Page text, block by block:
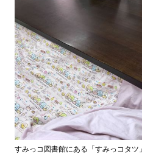
すみっコ図書館にある「すみっコタツ」